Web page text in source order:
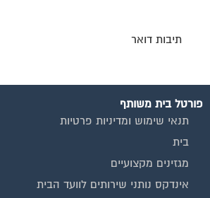
תיבות דואר
פורטל בית משותף
תנאי שימוש ומדיניות פרטיות
בית
מגזינים מקצועיים
אינדקס נותני שירותים לוועד הבית